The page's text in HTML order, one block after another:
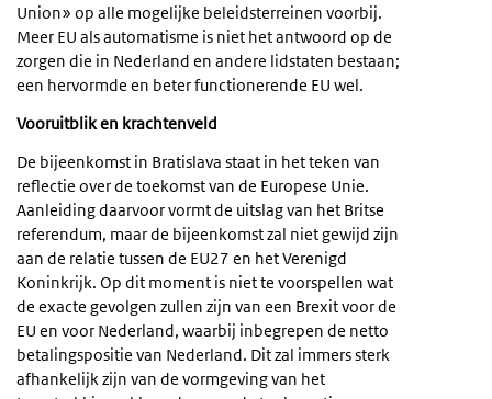
Union» op alle mogelijke beleidsterreinen voorbij.
Meer EU als automatisme is niet het antwoord op de
zorgen die in Nederland en andere lidstaten bestaan;
een hervormde en beter functionerende EU wel.
Vooruitblik en krachtenveld
De bijeenkomst in Bratislava staat in het teken van
reflectie over de toekomst van de Europese Unie.
Aanleiding daarvoor vormt de uitslag van het Britse
referendum, maar de bijeenkomst zal niet gewijd zijn
aan de relatie tussen de EU27 en het Verenigd
Koninkrijk. Op dit moment is niet te voorspellen wat
de exacte gevolgen zullen zijn van een Brexit voor de
EU en voor Nederland, waarbij inbegrepen de netto
betalingspositie van Nederland. Dit zal immers sterk
afhankelijk zijn van de vormgeving van het